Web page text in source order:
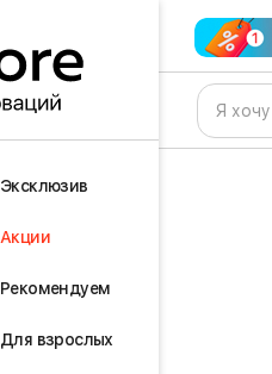
Эксклюзив
Акции
Рекомендуем
Для взрослых